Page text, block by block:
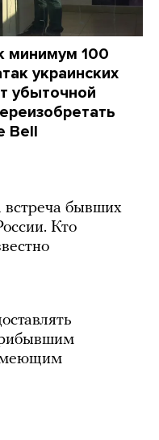
минимум 100
украинских
убыточной
Bell
бывших
Кто